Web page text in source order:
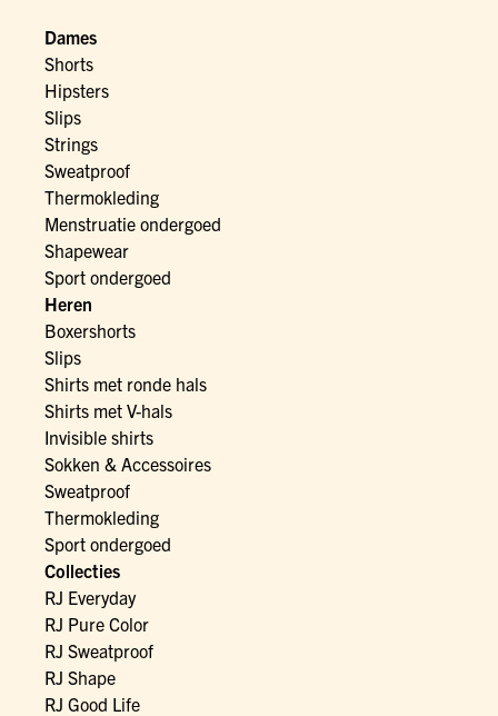
Dames
Shorts
Hipsters
Slips
Strings
Sweatproof
Thermokleding
Menstruatie ondergoed
Shapewear
Sport ondergoed
Heren
Boxershorts
Slips
Shirts met ronde hals
Shirts met V-hals
Invisible shirts
Sokken & Accessoires
Sweatproof
Thermokleding
Sport ondergoed
Collecties
RJ Everyday
RJ Pure Color
RJ Sweatproof
RJ Shape
RJ Good Life